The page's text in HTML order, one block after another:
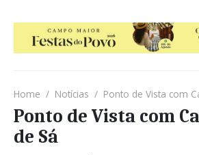
Home Notícias Ponto de Vista com
Ponto de Vista com
de Sá